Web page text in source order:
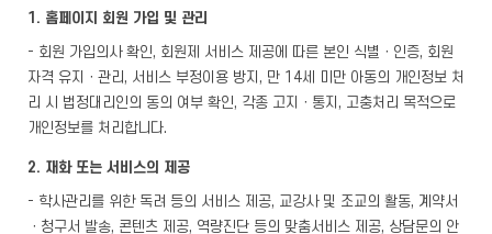
1. 홈페이지 회원 가입 및 관리
- 회원 가입의사 확인, 회원제 서비스 제공에 따른 본인 식별ㆍ인증, 회원
자격 유지ㆍ관리, 서비스 부정이용 방지, 만 14세 미만 아동의 개인정보 처
리 시 법정대리인의 동의 여부 확인, 각종 고지ㆍ통지, 고충처리 목적으로
개인정보를 처리합니다.
2. 재화 또는 서비스의 제공
- 학사관리를 위한 독려 등의 서비스 제공, 교강사 및 조교의 활동, 계약서
ㆍ청구서 발송, 콘텐츠 제공, 역량진단 등의 맞춤서비스 제공, 상담문의 안